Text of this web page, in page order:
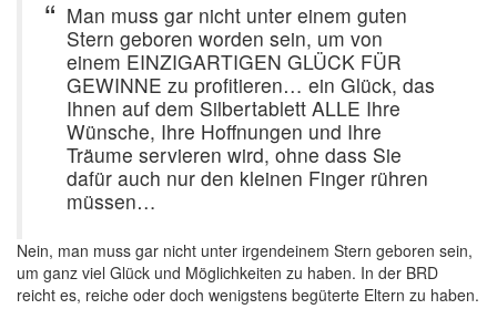
Man muss gar nicht unter einem guten
Stern geboren worden sein, um von
einem EINZIGARTIGEN GLÜCK FÜR
GEWINNE zu profitieren… ein Glück, das
Ihnen auf dem Silbertablett ALLE Ihre
Wünsche, Ihre Hoffnungen und Ihre
Träume servieren wird, ohne dass Sie
dafür auch nur den kleinen Finger rühren
müssen…
Nein, man muss gar nicht unter irgendeinem Stern geboren sein,
um ganz viel Glück und Möglichkeiten zu haben. In der BRD
reicht es, reiche oder doch wenigstens begüterte Eltern zu haben.